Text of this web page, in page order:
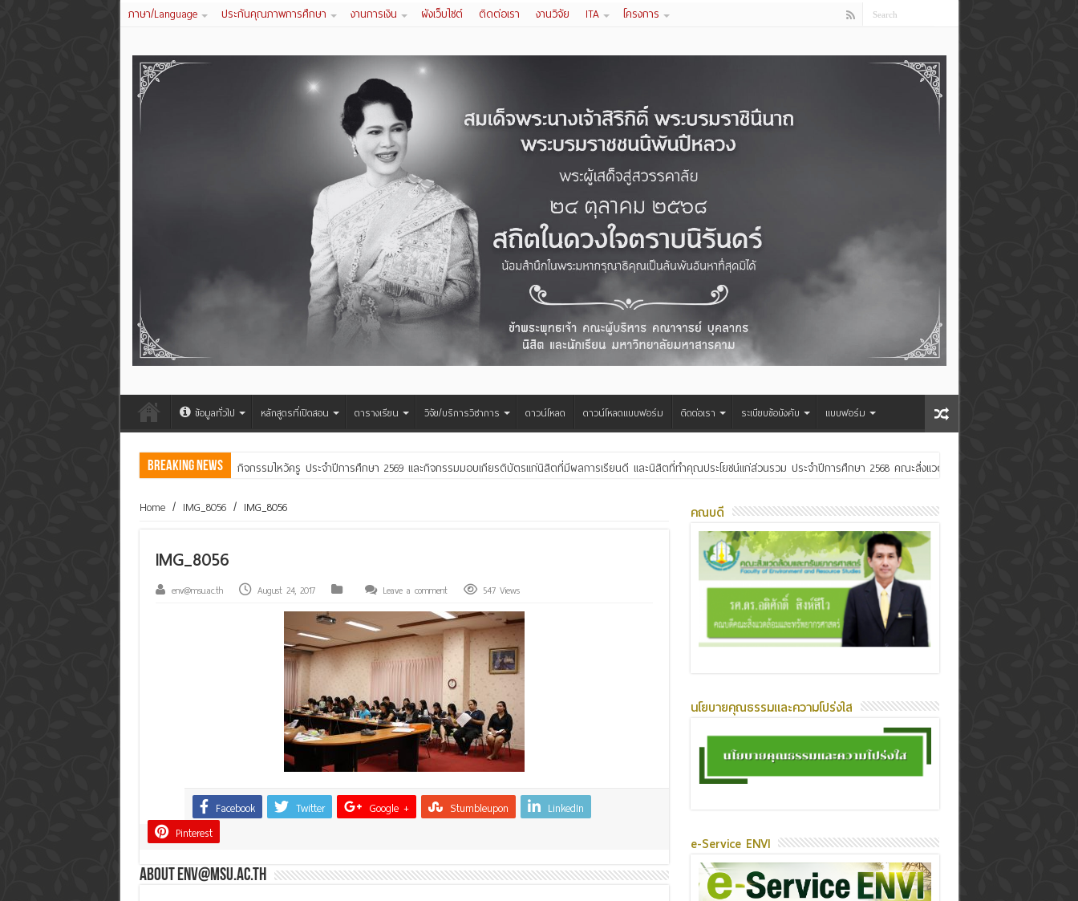
ภาษา/Language ประกันคุณภาพการศึกษา งานการเงิน ผังเว็บไซต์ ติดต่อเรา งานวิจัย ITA โครงการ
ข้อมูลทั่วไป หลักสูตรที่เปิดสอน ตารางเรียน วิจัย/บริการวิชาการ ดาวน์โหลด ดาวน์โหลดแบบฟอร์ม ติดต่อเรา ระเบียบข้อบังคับ แบบฟอร์ม
Breaking News กิจกรรมไหว้ครู ประจำปีการศึกษา 2569 และกิจกรรมมอบเกียรติบัตรแก่นิสิตที่มีผลการเรียนดี และนิสิตที่ทำคุณประโยชน์แก่ส่วนรวม ประจำปีการศึกษา 2568 คณะสิ่งแวดล้อมและทรัพยากรศาสตร์
คณะสิ่งแวดล้อมฯ มมส ร่วมสืบสานประเพณีฮีตเดือน ๘ ถวายเทียนพรรษา ๒๙ วัด เฉลิมพระเกียรติพระบาทสมเด็จพระเจ้าอยู่หัว
Home / IMG_8056 / IMG_8056
IMG_8056
env@msu.ac.th August 24, 2017 Leave a comment 547 Views
Facebook Twitter Google + Stumbleupon
LinkedIn
Pinterest
About env@msu.ac.th
คณบดี
นโยบายคุณธรรมและความโปร่งใส
e-Service ENVI